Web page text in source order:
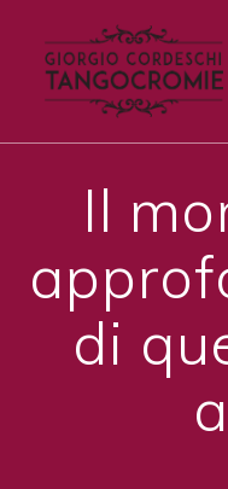
Il
di